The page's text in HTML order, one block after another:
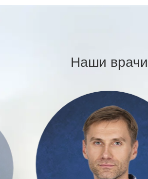
Наши врачи